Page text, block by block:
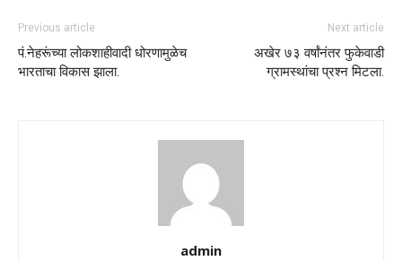
Previous article
पं.नेहरूंच्या लोकशाहीवादी धोरणामुळेच
भारताचा विकास झाला.
Next article
अखेर ७३ वर्षांनंतर फुकेवाडी
ग्रामस्थांचा प्रश्न मिटला.
admin